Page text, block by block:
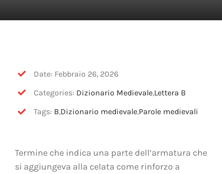
DIDATTICA
OFF TOPIC
CONTATTI
Date: Febbraio 26, 2026
Categories: Dizionario Medievale,Lettera B
Tags: B,Dizionario medievale,Parole medievali
Termine che indica una parte dell’armatura che
si aggiungeva alla celata come rinforzo a